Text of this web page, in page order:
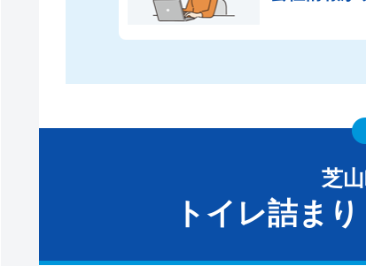
芝
トイレ詰ま